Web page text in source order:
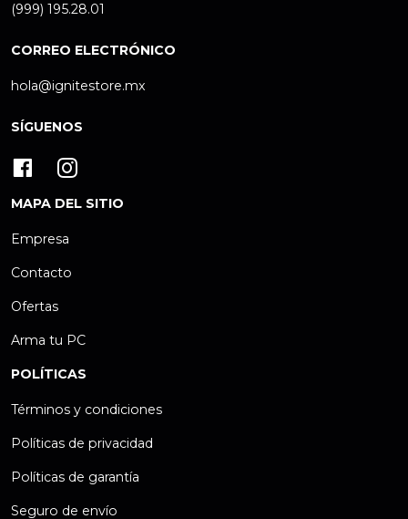
(999) 195.28.01
CORREO ELECTRÓNICO
hola@ignitestore.mx
SÍGUENOS
MAPA DEL SITIO
Empresa
Contacto
Ofertas
Arma tu PC
POLÍTICAS
Términos y condiciones
Políticas de privacidad
Políticas de garantía
Seguro de envío